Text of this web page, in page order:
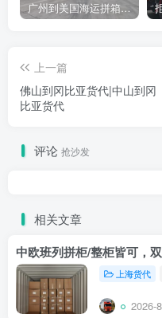
广州到美国海运拼箱多少钱？2024年最新运费构成+隐藏费用避坑指南
上一篇
佛山到冈比亚货代|中山到冈
比亚货代
评论 抢沙发
相关文章
上海货代
2026-